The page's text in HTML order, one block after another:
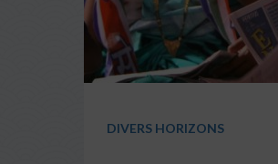
DIVERS HORIZONS